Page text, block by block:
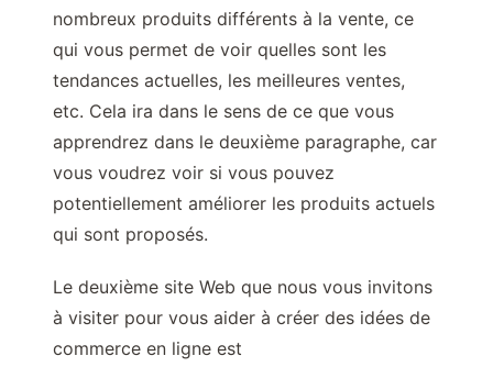
nombreux produits différents à la vente, ce
qui vous permet de voir quelles sont les
tendances actuelles, les meilleures ventes,
etc. Cela ira dans le sens de ce que vous
apprendrez dans le deuxième paragraphe, car
vous voudrez voir si vous pouvez
potentiellement améliorer les produits actuels
qui sont proposés.
Le deuxième site Web que nous vous invitons
à visiter pour vous aider à créer des idées de
commerce en ligne est